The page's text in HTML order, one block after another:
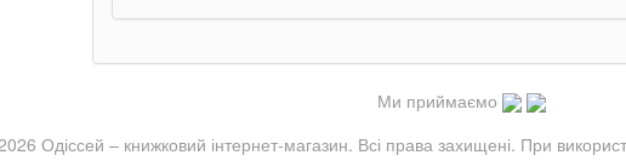
Ми приймаємо
Одіссей – книжковий інтернет-магазин. Всі права захищені. При